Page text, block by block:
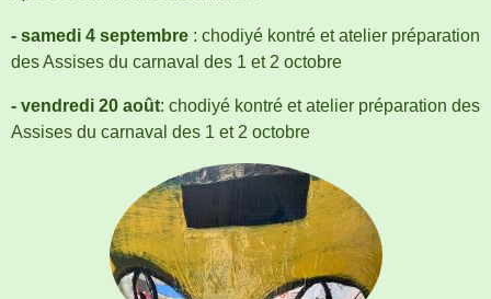
- samedi 4 septembre : chodiyé kontré et atelier préparation
des Assises du carnaval des 1 et 2 octobre
- vendredi 20 août: chodiyé kontré et atelier préparation des
Assises du carnaval des 1 et 2 octobre